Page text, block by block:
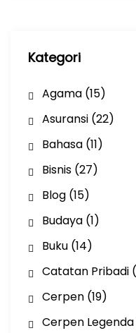
Kategori
Agama(15)
Asuransi(22)
Bahasa(11)
Bisnis(27)
Blog(15)
Budaya(1)
Buku(14)
Catatan Pribadi
Cerpen(19)
Cerpen Legenda